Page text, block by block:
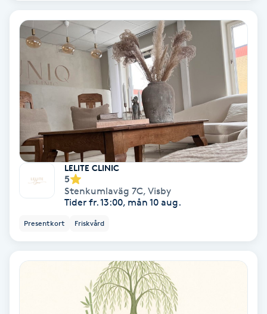
Extensions borttagning
Eyeliner-tatuering
Face framing
Faceliftmassage
Fet hårbotten
Fibromassage
LELITE CLINIC
5
Stenkumlaväg 7C, Visby
Tider fr. 13:00, mån 10 aug.
Presentkort Friskvård